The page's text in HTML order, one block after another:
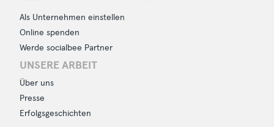
Als Unternehmen einstellen
Online spenden
Werde socialbee Partner
UNSERE ARBEIT
Über uns
Presse
Erfolgsgeschichten